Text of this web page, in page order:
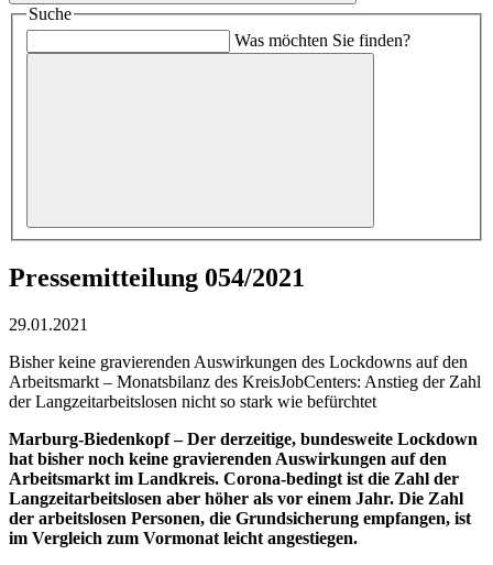
Suche
Was möchten Sie finden?
Pressemitteilung 054/2021
29.01.2021
Bisher keine gravierenden Auswirkungen des Lockdowns auf den
Arbeitsmarkt – Monatsbilanz des KreisJobCenters: Anstieg der Zahl
der Langzeitarbeitslosen nicht so stark wie befürchtet
Marburg-Biedenkopf – Der derzeitige, bundesweite Lockdown
hat bisher noch keine gravierenden Auswirkungen auf den
Arbeitsmarkt im Landkreis. Corona-bedingt ist die Zahl der
Langzeitarbeitslosen aber höher als vor einem Jahr. Die Zahl
der arbeitslosen Personen, die Grundsicherung empfangen, ist
im Vergleich zum Vormonat leicht angestiegen.